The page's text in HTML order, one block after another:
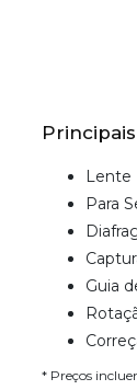
Lente
Para
Guia
* Preços